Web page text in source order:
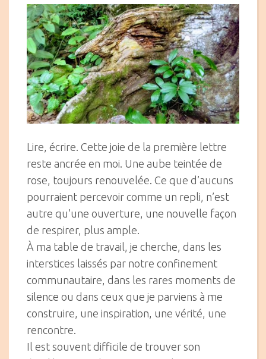
Lire, écrire. Cette joie de la première lettre
reste ancrée en moi. Une aube teintée de
rose, toujours renouvelée. Ce que d’aucuns
pourraient percevoir comme un repli, n’est
autre qu’une ouverture, une nouvelle façon
de respirer, plus ample.
À ma table de travail, je cherche, dans les
interstices laissés par notre confinement
communautaire, dans les rares moments de
silence ou dans ceux que je parviens à me
construire, une inspiration, une vérité, une
rencontre.
Il est souvent difficile de trouver son